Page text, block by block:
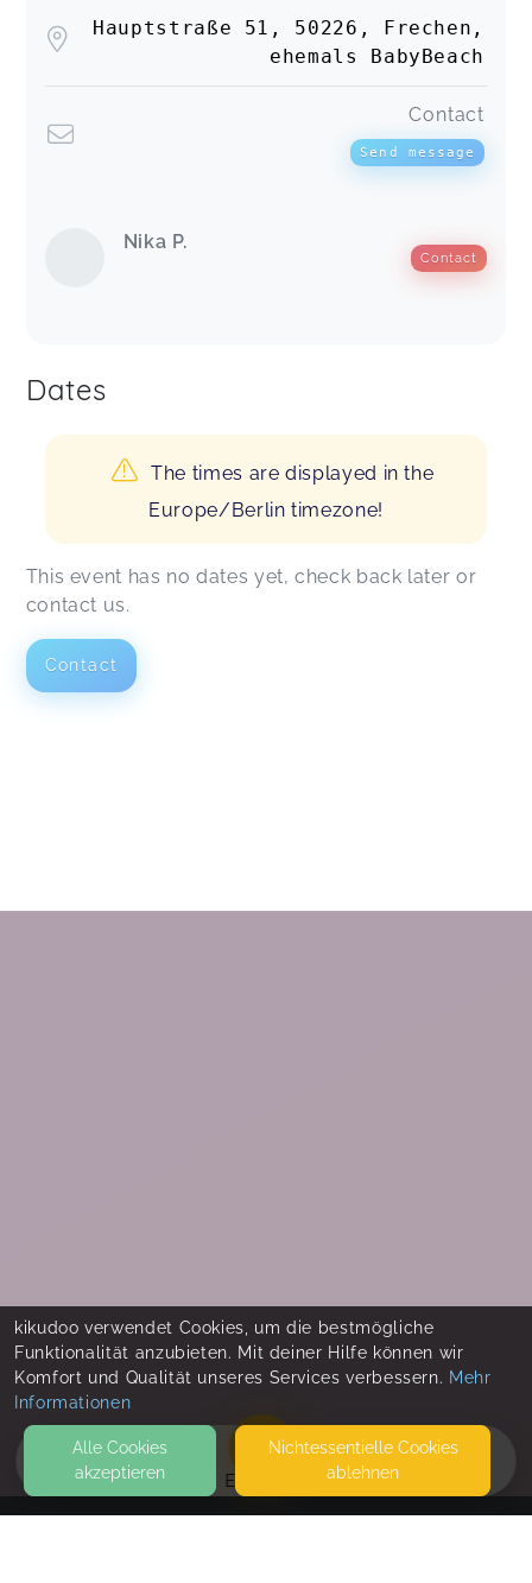
EVENTS
Hauptstraße 51, 50226, Frechen,
ehemals BabyBeach
Contact
Send message
Nika P.
Contact
Dates
The times are displayed in the
Europe/Berlin timezone!
This event has no dates yet, check back later or
contact us.
Contact
kikudoo verwendet Cookies, um die bestmögliche
Funktionalität anzubieten. Mit deiner Hilfe können wir
Komfort und Qualität unseres Services verbessern. Mehr
Informationen
Alle Cookies
akzeptieren
Nicht­essentielle Cookies
ablehnen